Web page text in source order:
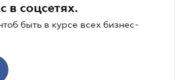
в соцсетях.
быть в курсе всех бизнес-